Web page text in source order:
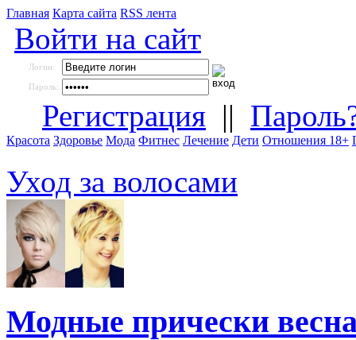
Главная Карта сайта RSS лента
Войти на сайт
Логин:
Пароль:
Регистрация ||
Красота Здоровье Мода Фитнес Лечение Дети Отношения 18+
Уход за волосами
Модные прически